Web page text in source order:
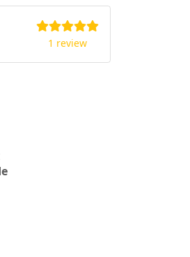
1 review